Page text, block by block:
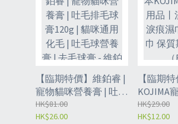
【臨期特價】維鉑睿 |
寵物貓咪營養膏 | 吐毛
排毛球膏120g | 貓咪通
用化毛 | 吐毛球營養膏
HK$81.00
HK$26.00
【臨期
KOJIMA
丨濕巾紙
巾丨清潔
HK$29.00
HK$12.00